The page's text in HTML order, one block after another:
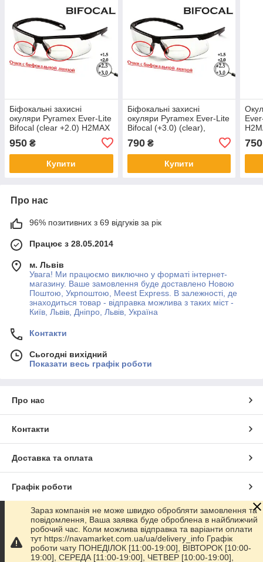
Біфокальні захисні
окуляри Pyramex Ever-Lite
Bifocal (clear +2.0) H2MAX
прозорі з діоптріями
950 ₴
Купити
Біфокальні захисні
окуляри Pyramex Ever-Lite
Bifocal (+3.0) (clear),
790₴
Купити
750
Про нас
96% позитивних з 69 відгуків за рік
Працює з 28.05.2014
м. Львів
Увага! Ми працюємо виключно у форматі інтернет-
магазину. Ваше замовлення буде доставлено Новою
Поштою, Укрпоштою, Meest Express. В залежності, де
знаходиться товар - відправка можлива з таких міст -
Київ, Львів, Дніпро, Львів, Україна
Контакти
Сьогодні вихідний
Показати весь графік роботи
Про нас
Контакти
Доставка та оплата
Графік роботи
Повна версія сайту
Сайт створено на маркетплейсіProm.ua
Зараз компанія не може швидко обробляти замовлення та
повідомлення, Ваша заявка буде оброблена в найближчий
робочий час. Коли можлива відправка та варіанти оплати
тут https://navamarket.com.ua/ua/delivery_info Графік
роботи чату ПОНЕДІЛОК [11:00-19:00], ВІВТОРОК [10:00-
19:00], СЕРЕДА [11:00-19:00], ЧЕТВЕР [10:00-19:00],